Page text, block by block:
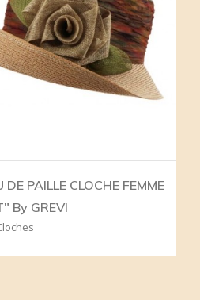
DE PAILLE CLOCHE FEMME
By GREVI